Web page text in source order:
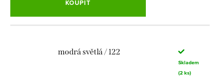
KOUPIT
modrá světlá / 122
Skladem
(2 ks)